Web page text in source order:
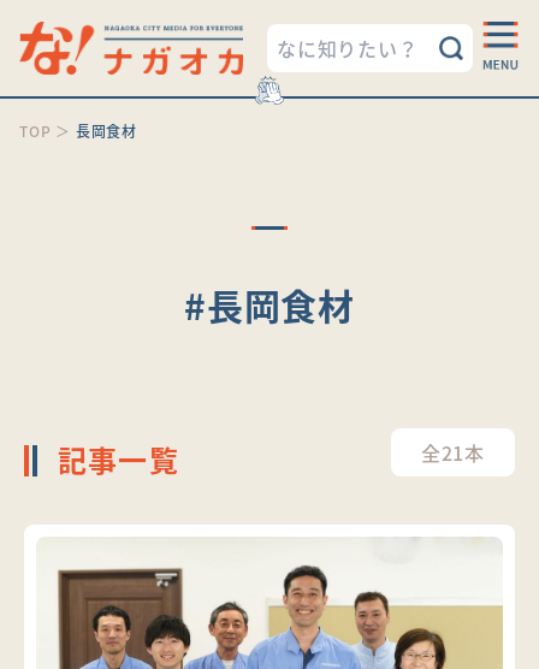
TOP ＞ 長岡食材
#長岡食材
記事一覧 全21本